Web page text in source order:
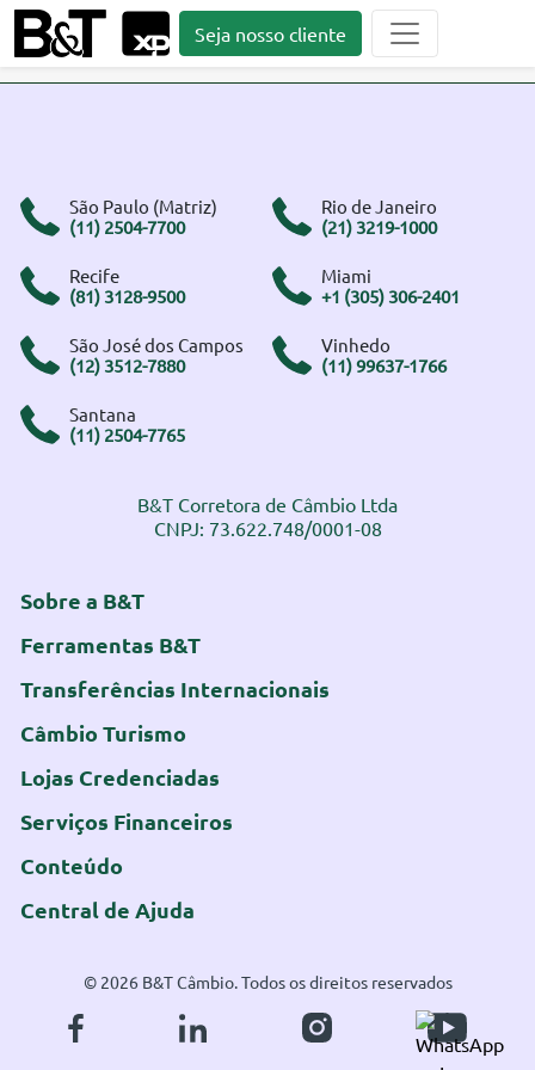
Seja nosso cliente
São Paulo (Matriz)
(11) 2504-7700
Rio de Janeiro
(21) 3219-1000
Recife
(81) 3128-9500
Miami
+1 (305) 306-2401
São José dos Campos
(12) 3512-7880
Vinhedo
(11) 99637-1766
Santana
(11) 2504-7765
B&T Corretora de Câmbio Ltda
CNPJ: 73.622.748/0001-08
Sobre a B&T
Ferramentas B&T
Transferências Internacionais
Câmbio Turismo
Lojas Credenciadas
Serviços Financeiros
Conteúdo
Central de Ajuda
© 2026 B&T Câmbio. Todos os direitos reservados